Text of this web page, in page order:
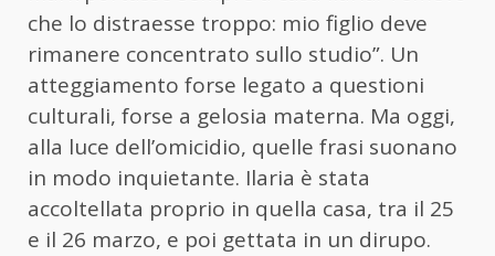
che lo distraesse troppo: mio figlio deve
rimanere concentrato sullo studio”. Un
atteggiamento forse legato a questioni
culturali, forse a gelosia materna. Ma oggi,
alla luce dell’omicidio, quelle frasi suonano
in modo inquietante. Ilaria è stata
accoltellata proprio in quella casa, tra il 25
e il 26 marzo, e poi gettata in un dirupo.